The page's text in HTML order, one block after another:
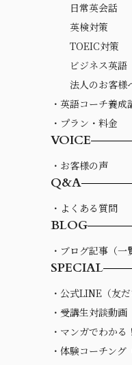
日常英会話
英検対策
TOEIC対策
ビジネス英語
法人のお客様
・英語コーチ養成
・プラン・料金
VOICE
・お客様の声
Q&A
・よくある質問
BLOG
・ブログ記事（一
SPECIAL
・公式LINE（友だ
・受講生対談動画
・マンガでわか
・体験コーチング